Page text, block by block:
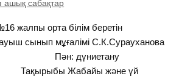
ашық сабақтар
жалпы орта білім беретін
сынып мұғалімі С.К.Сурауханова
Пән: дүниетану
Тақырыбы Жабайы және үй